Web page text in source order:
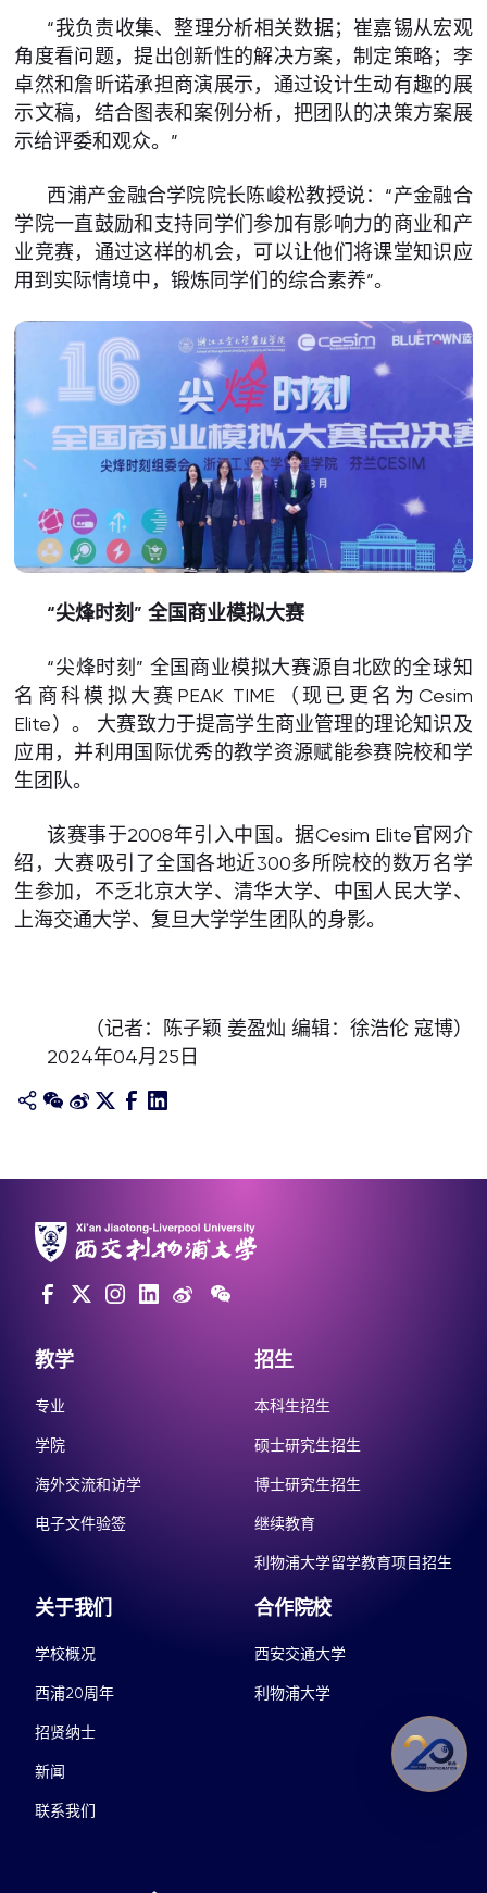
“我负责收集、整理分析相关数据；崔嘉锡从宏观
角度看问题，提出创新性的解决方案，制定策略；李
卓然和詹昕诺承担商演展示，通过设计生动有趣的展
示文稿，结合图表和案例分析，把团队的决策方案展
示给评委和观众。”
西浦产金融合学院院长陈峻松教授说：“产金融合
学院一直鼓励和支持同学们参加有影响力的商业和产
业竞赛，通过这样的机会，可以让他们将课堂知识应
用到实际情境中，锻炼同学们的综合素养”。
“尖烽时刻” 全国商业模拟大赛
“尖烽时刻” 全国商业模拟大赛源自北欧的全球知
名商科模拟大赛PEAK TIME（现已更名为Cesim
Elite）。 大赛致力于提高学生商业管理的理论知识及
应用，并利用国际优秀的教学资源赋能参赛院校和学
生团队。
该赛事于2008年引入中国。据Cesim Elite官网介
绍，大赛吸引了全国各地近300多所院校的数万名学
生参加，不乏北京大学、清华大学、中国人民大学、
上海交通大学、复旦大学学生团队的身影。
（记者：陈子颖 姜盈灿 编辑：徐浩伦 寇博）
2024年04月25日
教学
专业
学院
海外交流和访学
电子文件验签
招生
本科生招生
硕士研究生招生
博士研究生招生
继续教育
利物浦大学留学教育项目招生
关于我们
学校概况
西浦20周年
招贤纳士
新闻
联系我们
合作院校
西安交通大学
利物浦大学